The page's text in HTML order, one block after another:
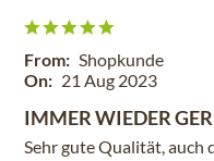
From: Shopkunde
On: 21 Aug 2023
IMMER WIEDER
Sehr gute Qualität, auch